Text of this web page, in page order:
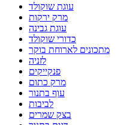
עוגת שוקולד
מרק ירקות
עוגת גבינה
כדורי שוקולד
מתכונים לארוחת בוקר
לזניה
פנקייקים
מרק כתום
עוף בתנור
לביבות
בצק שמרים